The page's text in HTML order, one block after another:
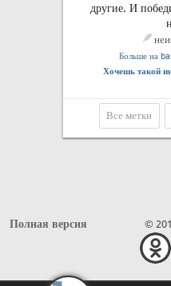
другие. И
Больше на
Хочешь такой
Все метки
Полная версия ©